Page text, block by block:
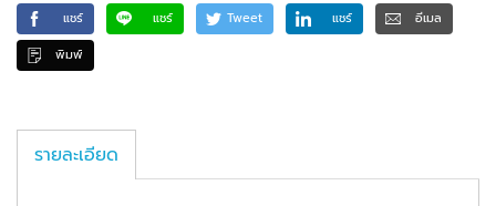
แชร์ แชร์ Tweet แชร์
อีเมล
พิมพ์
รายละเอียด